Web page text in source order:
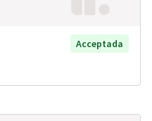
Acceptada